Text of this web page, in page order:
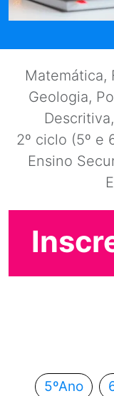
Matemática,
Geologia,
2º ciclo (5º e
Ensino
5ºAno